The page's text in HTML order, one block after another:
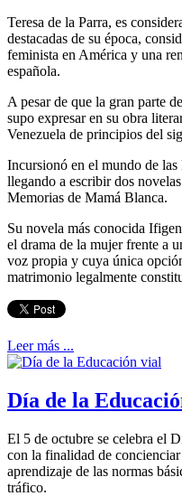
Teresa de la Parra, es
destacadas de su época,
feminista en América y una
española.
A pesar de que la gran parte
supo expresar en su obra
Venezuela de principios del
Incursionó en el mundo de
llegando a escribir dos
Memorias de Mamá Blanca.
Su novela más conocida
el drama de la mujer frente a
voz propia y cuya única
matrimonio legalmente
Leer más ...
Día de la
El 5 de octubre se celebra el
con la finalidad de
aprendizaje de las normas
tráfico.